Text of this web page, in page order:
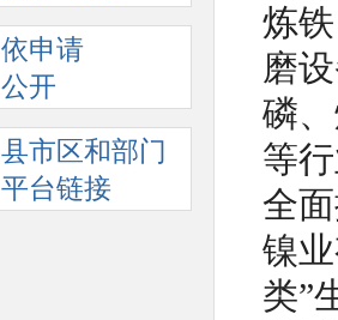
依申请
公开
县市区和部门
平台链接
炼
磨
磷
等
全
镍
类”